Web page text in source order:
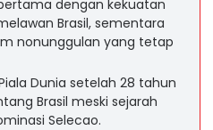
dengan kekuatan
Brasil, sementara
nonunggulan yang tetap
Dunia setelah 28 tahun
Brasil meski sejarah
Selecao.